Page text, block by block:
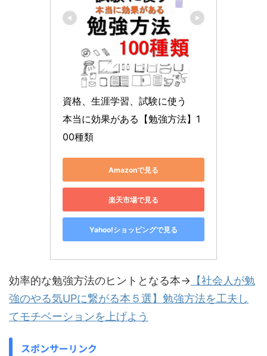
資格、生涯学習、試験に使う
本当に効果がある【勉強方法】1
00種類
Amazonで見る
楽天市場で見る
Yahoo!ショッピングで見る
効率的な勉強方法のヒントとなる本→ 【社会人が勉
強のやる気UPに繋がる本５選】勉強方法を工夫し
てモチベーションを上げよう
スポンサーリンク